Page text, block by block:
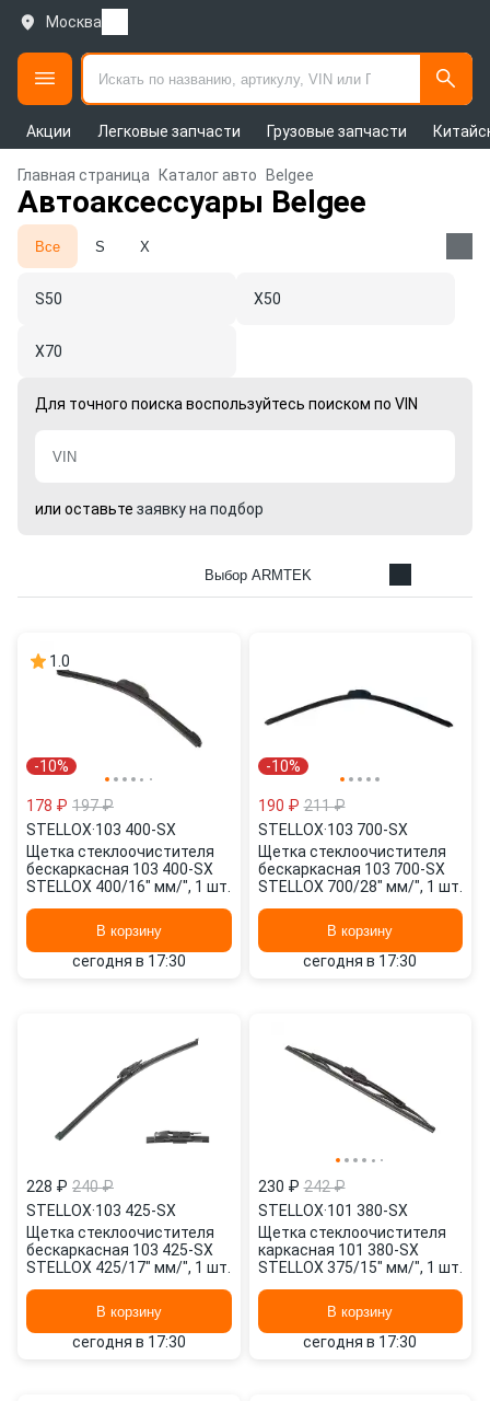
Москва
Акции Легковые запчасти Грузовые запчасти
Главная страница Каталог авто Belgee
Автоаксессуары Belgee
Все S X
S50 X50
X70
Для точного поиска воспользуйтесь поиском по VIN
или оставьте заявку на подбор
Выбор ARMTEK
1.0
-10%
178 ₽ 197 ₽
STELLOX·103 400-SX
Щетка стеклоочистителя
бескаркасная 103 400-SX
STELLOX 400/16" мм/", 1 шт.
В корзину
сегодня в 17:30
-10%
190 ₽ 211 ₽
STELLOX·103 700-SX
Щетка стеклоочистителя
бескаркасная 103 700-SX
STELLOX 700/28" мм/", 1 шт.
В корзину
сегодня в 17:30
228 ₽ 240 ₽
STELLOX·103 425-SX
Щетка стеклоочистителя
бескаркасная 103 425-SX
STELLOX 425/17" мм/", 1 шт.
В корзину
сегодня в 17:30
230 ₽ 242 ₽
STELLOX·101 380-SX
Щетка стеклоочистителя
каркасная 101 380-SX
STELLOX 375/15" мм/", 1 шт.
В корзину
сегодня в 17:30